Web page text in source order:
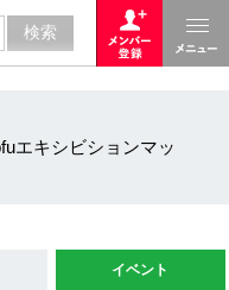
エキシビションマッ
イベント